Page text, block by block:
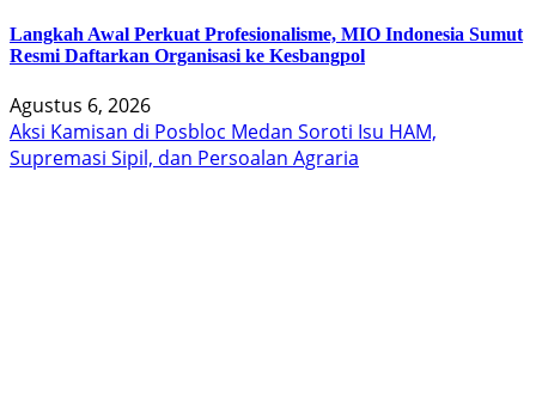
Langkah Awal Perkuat Profesionalisme, MIO Indonesia Sumut
Resmi Daftarkan Organisasi ke Kesbangpol
Agustus 6, 2026
Aksi Kamisan di Posbloc Medan Soroti Isu HAM,
Supremasi Sipil, dan Persoalan Agraria